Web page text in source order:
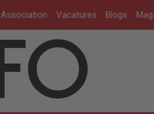
Association Vacatures Blogs